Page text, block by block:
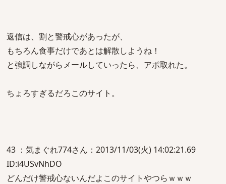
返信は、割と警戒心があったが、
もちろん食事だけであとは解散しようね！
と強調しながらメールしていったら、アポ取れた。
ちょろすぎるだろこのサイト。
43 ：気まぐれ774さん：2013/11/03(火) 14:02:21.69
ID:i4USvNhDO
どんだけ警戒心ないんだよこのサイトやつらｗｗｗ